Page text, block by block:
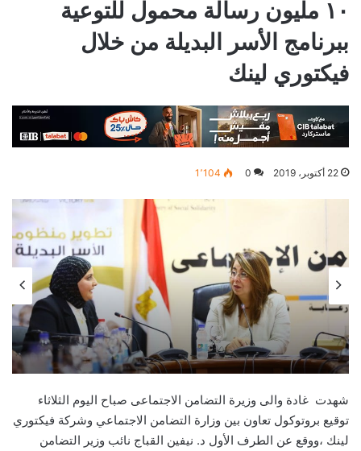
١٠ مليون رسالة محمول للتوعية
ببرنامج الأسر البديلة من خلال
فيكتوري لينك
22 أكتوبر، 2019 0 1٬104
شهدت غادة والى وزيرة التضامن الاجتماعى صباح اليوم الثلاثاء
توقيع بروتوكول تعاون بين وزارة التضامن الاجتماعي وشركة فيكتوري
لينك ،ووقع عن الطرف الأول د. نيفين القباج نائب وزير التضامن